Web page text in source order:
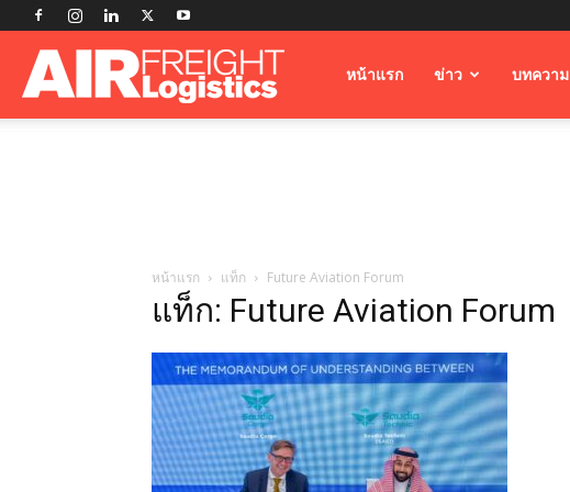
Airfreightหน้าแรก ข่าว บทความ
หน้าแรก แท็ก Future Aviation Forum
แท็ก: Future Aviation Forum